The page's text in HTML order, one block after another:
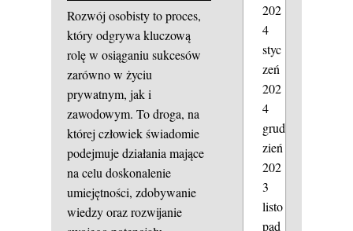
Rozwój osobisty to proces,
który odgrywa kluczową
rolę w osiąganiu sukcesów
zarówno w życiu
prywatnym, jak i
zawodowym. To droga, na
której człowiek świadomie
podejmuje działania mające
na celu doskonalenie
umiejętności, zdobywanie
wiedzy oraz rozwijanie
202
4
styc
zeń
202
4
grud
zień
202
3
listo
pad